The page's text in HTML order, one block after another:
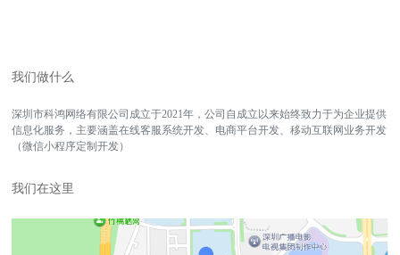
我们做什么
深圳市科鸿网络有限公司成立于2021年，公司自成立以来始终致力于为企业提供
信息化服务，主要涵盖在线客服系统开发、电商平台开发、移动互联网业务开发
（微信小程序定制开发）
我们在这里